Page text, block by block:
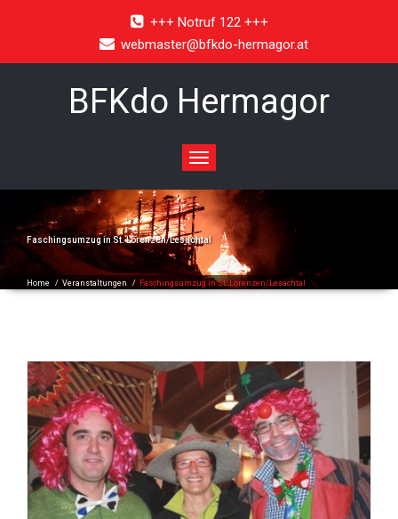
+++ Notruf 122 +++
webmaster@bfkdo-hermagor.at
BFKdo Hermagor
Toggle
navigation
Faschingsumzug in St. Lorenzen/Lesachtal
Home / Veranstaltungen / Faschingsumzug in St. Lorenzen/Lesachtal